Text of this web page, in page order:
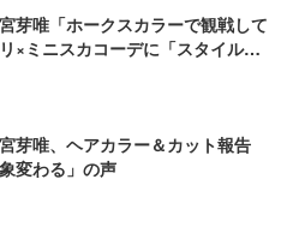
芽唯「ホークスカラーで観戦して
×ミニスカコーデに「スタイル良
芽唯、ヘアカラー＆カット報告
変わる」の声